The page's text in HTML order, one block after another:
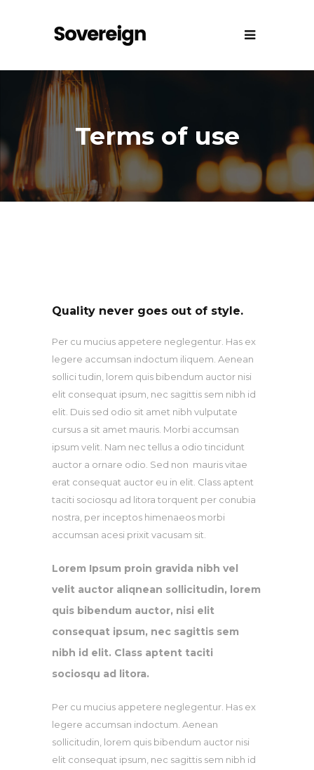
Terms of use
Quality never goes out of style.
Per cu mucius appetere neglegentur. Has ex
legere accumsan indoctum iliquem. Aenean
sollici tudin, lorem quis bibendum auctor nisi
elit consequat ipsum, nec sagittis sem nibh id
elit. Duis sed odio sit amet nibh vulputate
cursus a sit amet mauris. Morbi accumsan
ipsum velit. Nam nec tellus a odio tincidunt
auctor a ornare odio. Sed non mauris vitae
erat consequat auctor eu in elit. Class aptent
taciti sociosqu ad litora torquent per conubia
nostra, per inceptos himenaeos morbi
accumsan acesi prixit vacusam sit.
Lorem Ipsum proin gravida nibh vel
velit auctor aliqnean sollicitudin, lorem
quis bibendum auctor, nisi elit
consequat ipsum, nec sagittis sem
nibh id elit. Class aptent taciti
sociosqu ad litora.
Per cu mucius appetere neglegentur. Has ex
legere accumsan indoctum. Aenean
sollicitudin, lorem quis bibendum auctor nisi
elit consequat ipsum, nec sagittis sem nibh id